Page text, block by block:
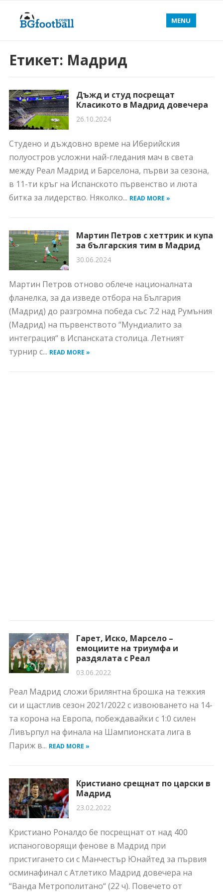
MENU
Етикет: Мадрид
Дъжд и студ посрещат
Класикото в Мадрид довечера
26.10.2024
Студено и дъждовно време на Иберийския
полуостров усложни най-гледания мач в света
между Реал Мадрид и Барселона, първи за сезона,
в 11-ти кръг на Испанското първенство и люта
битка за лидерство. Няколко... READ MORE »
Мартин Петров с хеттрик и купа
за българския тим в Мадрид
30.06.2024
Мартин Петров отново облече националната
фланелка, за да изведе отбора на България
(Мадрид) до разгромна победа със 7:2 над Румъния
(Мадрид) на първенството “Мундиалито за
интеграция“ в Испанската столица. Летният
турнир с... READ MORE »
Гарет, Иско, Марсело –
емоциите на триумфа и
раздялата с Реал
03.06.2022
Реал Мадрид сложи брилянтна брошка на тежкия
си и щастлив сезон 2021/2022 с извоюването на 14-
та корона на Европа, побеждавайки с 1:0 силен
Ливърпул на финала на Шампионската лига в
Париж в... READ MORE »
Кристиано срещнат по царски в
Мадрид
23.02.2022
Кристиано Роналдо бе посрещнат от над 400
испаноговорящи фенове в Мадрид при
пристигането си с Манчестър Юнайтед за първия
осминафинал с Атлетико Мадрид довечера на
“Ванда Метрополитано“ (22 ч). Повечето от